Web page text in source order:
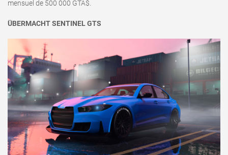
mensuel de 500 000 GTA$.
ÜBERMACHT SENTINEL GTS